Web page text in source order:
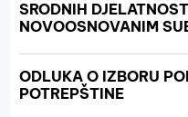
SRODNIH
NOVOOSNOVANIM
ODLUKA O IZBORU
POTREPŠTINE